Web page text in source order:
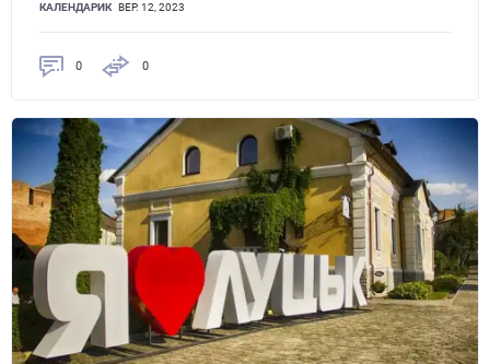
КАЛЕНДАРИК ВЕР. 12, 2023
0 0